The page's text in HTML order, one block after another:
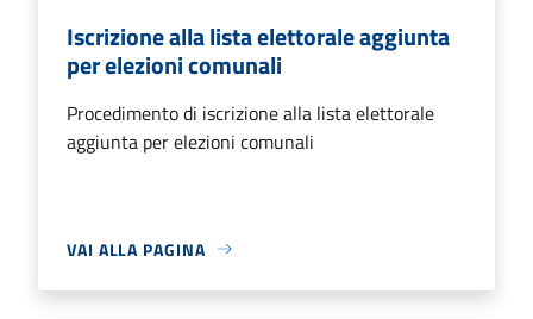
Iscrizione alla lista elettorale aggiunta
per elezioni comunali
Procedimento di iscrizione alla lista elettorale
aggiunta per elezioni comunali
VAI ALLA PAGINA